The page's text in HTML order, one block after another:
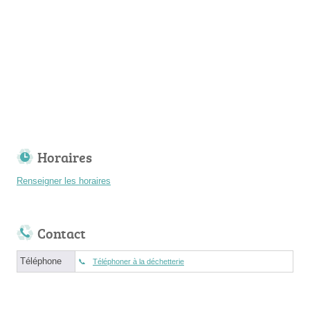
Horaires
Renseigner les horaires
Contact
Téléphone Téléphoner à la déchetterie